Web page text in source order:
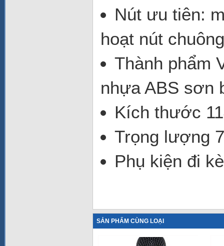
Nút ưu tiên:
hoạt nút chuông
Thành phẩm
nhựa ABS sơn
Kích thước
Trọng lượng
Phụ kiện đi
SẢN PHẨM CÙNG LOẠI